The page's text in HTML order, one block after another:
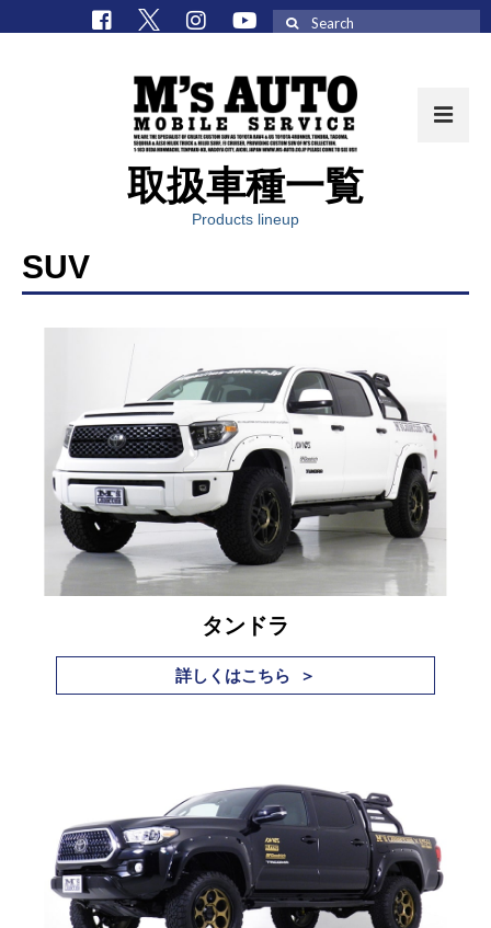
取扱車種一覧
在庫車一覧
M’sCollectionパーツ一覧
M’sCollection
エムズオートとは
サービス・保証
買取のご案内
店舗情報
会社概要
ブログ
イベント
ニュース
取扱車種一覧
Products lineup
SUV
タンドラ
詳しくはこちら ＞